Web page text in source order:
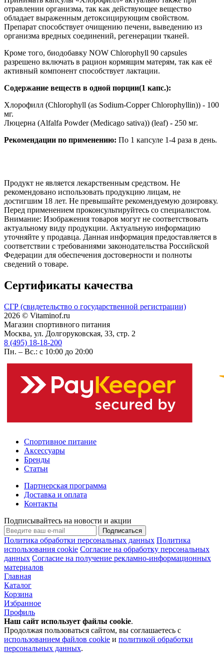
отравлении организма, так как действующее вещество
обладает выраженным детоксицирующим свойством.
Препарат способствует очищению печени, выведению из
организма вредных соединений, регенерации тканей.
Кроме того, биодобавку NOW Chlorophyll 90 capsules
разрешено включать в рацион кормящим матерям, так как её
активный компонент способствует лактации.
Содержание веществ в одной порции(1 капс.):
Хлорофилл (Chlorophyll (as Sodium-Copper Chlorophyllin)) - 100
мг.
Люцерна (Alfalfa Powder (Medicago sativa)) (leaf) - 250 мг.
Рекомендации по применению: По 1 капсуле 1-4 раза в день.
Продукт не является лекарственным средством. Не
рекомендовано использовать продукцию лицам, не
достигшим 18 лет. Не превышайте рекомендуемую дозировку.
Перед применением проконсультируйтесь со специалистом.
Внимание: Изображения товаров могут не соответствовать
актуальному виду продукции. Актуальную информацию
уточняйте у продавца. Данная информация предоставляется в
соответствии с требованиями законодательства Российской
Федерации для обеспечения достоверности и полноты
сведений о товаре.
Сертификаты качества
СГР (свидетельство о государственной регистрации)
2026 © Vitaminof.ru
Магазин спортивного питания
Москва, ул. Долгоруковская, 33, стр. 2
8 (495) 18-18-200
Пн. – Вс.: с 10:00 до 20:00
Спортивное питание
Аксессуары
Бренды
Статьи
Партнерская программа
Доставка и оплата
Контакты
Подписывайтесь на новости и акции
Подписаться
Политика обработки персональных данных Политика
использования cookie Согласие на обработку персональных
данных Согласие на получение рекламно-информационных
материалов
Главная
Каталог
Корзина
Избранное
Профиль
Наш сайт использует файлы cookie.
Продолжая пользоваться сайтом, вы соглашаетесь с
использованием файлов cookie и политикой обработки
персональных данных.